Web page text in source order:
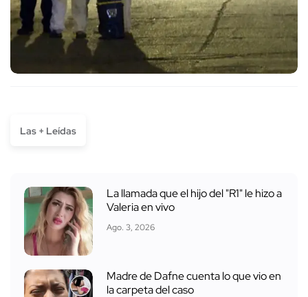
Las + Leídas
La llamada que el hijo del "R1" le hizo a
Valeria en vivo
Ago. 3, 2026
Madre de Dafne cuenta lo que vio en
la carpeta del caso